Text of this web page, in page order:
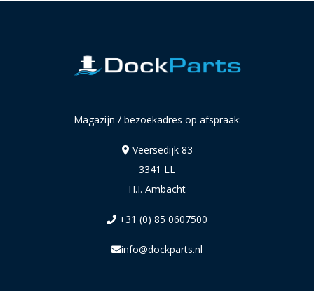
Magazijn / bezoekadres op afspraak:
Veersedijk 83
3341 LL
H.I. Ambacht
+31 (0) 85 0607500
info@dockparts.nl